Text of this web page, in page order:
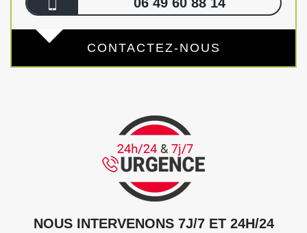
CONTACTEZ-NOUS
NOUS INTERVENONS 7J/7 ET 24H/24